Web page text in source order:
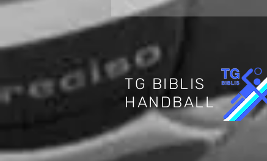
Jugendhandball in
trifft auf die Schweiz
TG BIBLIS
HANDBALL